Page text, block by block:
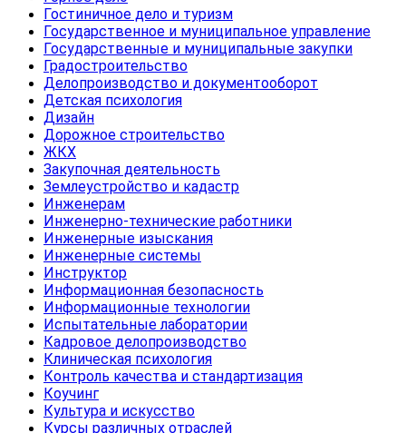
Гостиничное дело и туризм
Государственное и муниципальное управление
Государственные и муниципальные закупки
Градостроительство
Делопроизводство и документооборот
Детская психология
Дизайн
Дорожное строительство
ЖКХ
Закупочная деятельность
Землеустройство и кадастр
Инженерам
Инженерно-технические работники
Инженерные изыскания
Инженерные системы
Инструктор
Информационная безопасность
Информационные технологии
Испытательные лаборатории
Кадровое делопроизводство
Клиническая психология
Контроль качества и стандартизация
Коучинг
Культура и искусство
Курсы различных отраслей